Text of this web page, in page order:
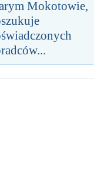
Mokotowie,